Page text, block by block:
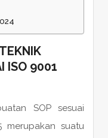
ISO 9001
SOP sesuai
merupakan suatu